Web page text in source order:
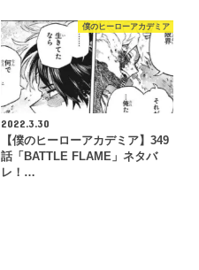
僕のヒーローアカデミア
2022.3.30
【僕のヒーローアカデミア】349
話「BATTLE FLAME」ネタバ
レ！…